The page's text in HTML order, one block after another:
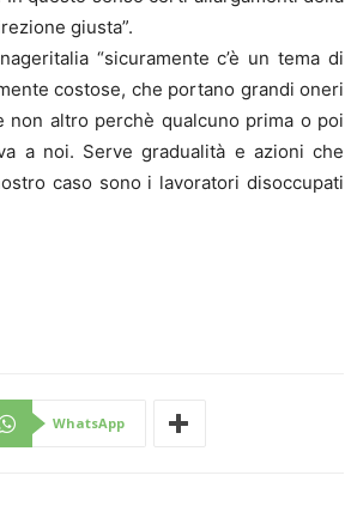
giusta”.
“sicuramente c’è un tema di
costose, che portano grandi oneri
non altro perchè qualcuno prima o poi
a noi. Serve gradualità e azioni che
caso sono i lavoratori disoccupati
WhatsApp